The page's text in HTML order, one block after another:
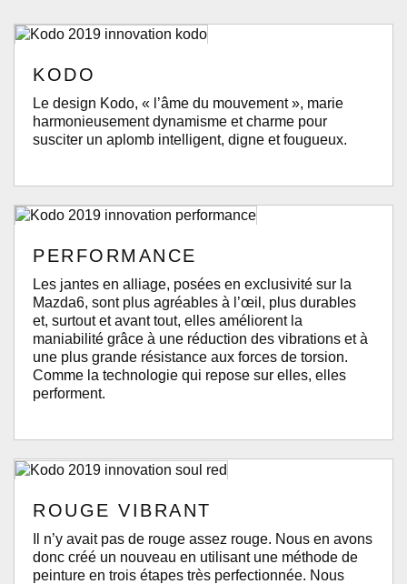
KODO
Le design Kodo, « l’âme du mouvement », marie
harmonieusement dynamisme et charme pour
susciter un aplomb intelligent, digne et fougueux.
PERFORMANCE
Les jantes en alliage, posées en exclusivité sur la
Mazda6, sont plus agréables à l’œil, plus durables
et, surtout et avant tout, elles améliorent la
maniabilité grâce à une réduction des vibrations et à
une plus grande résistance aux forces de torsion.
Comme la technologie qui repose sur elles, elles
performent.
ROUGE VIBRANT
Il n’y avait pas de rouge assez rouge. Nous en avons
donc créé un nouveau en utilisant une méthode de
peinture en trois étapes très perfectionnée. Nous